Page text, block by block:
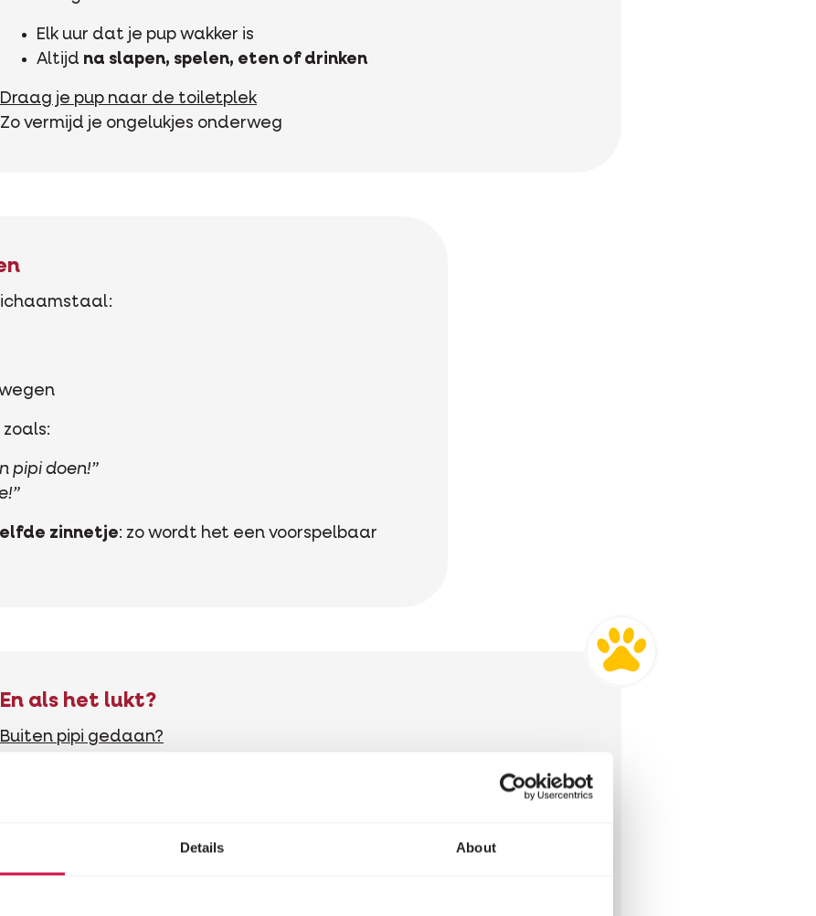
Details About
Elk uur dat je pup wakker is
Altijd na slapen, spelen, eten of drinken
Draag je pup naar de toiletplek
Zo vermijd je ongelukjes onderweg
pipi doen!”
zinnetje: zo wordt het een voorspelbaar
En als het lukt?
Buiten pipi gedaan?
Laat je pup voelen dat je trots bent – dat versterkt het gewenste